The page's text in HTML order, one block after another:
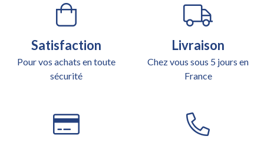
Satisfaction
Pour vos achats en toute
sécurité
Livraison
Chez vous sous 5 jours en
France